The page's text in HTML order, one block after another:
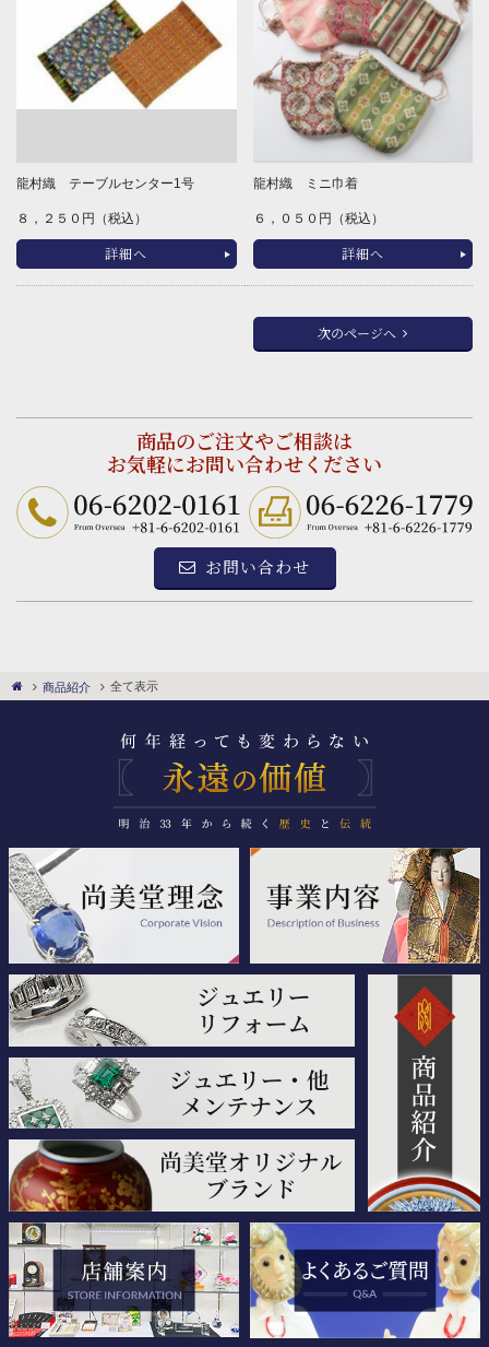
商品紹介 全て表示
龍村織 テーブルセンター1号
８，２５０円（税込）
詳細へ
龍村織 ミニ巾着
６，０５０円（税込）
詳細へ
次のページへ
商品のご注文やご相談は
お気軽にお問い合わせください
お問い合わせ